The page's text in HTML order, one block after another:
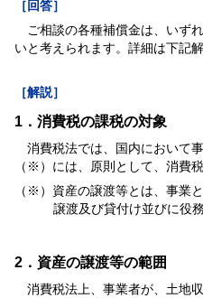
［回答］
ご相談の各種補償金は、いず
いと考えられます。詳細は下記
［解説］
1．消費税の課税の対象
消費税法では、国内において
（※）には、原則として、消費
（※）資産の譲渡等とは、事業
譲渡及び貸付け並びに役
2．資産の譲渡等の範囲
消費税法上、事業者が、土地